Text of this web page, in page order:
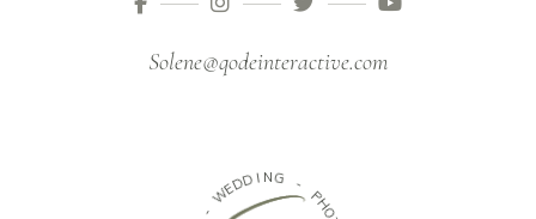
Solene@qodeinteractive.com
-
WED DIN G
-
P
E